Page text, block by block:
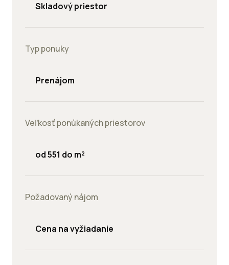
Skladový priestor
Typ ponuky
Prenájom
Veľkosť ponúkaných priestorov
od 551 do m²
Požadovaný nájom
Cena na vyžiadanie